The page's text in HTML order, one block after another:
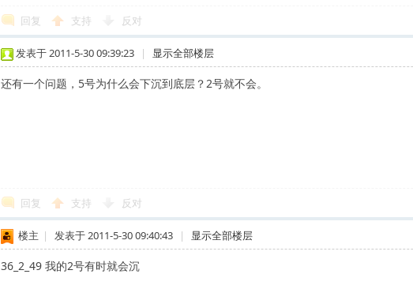
回复 支持 反对
发表于 2011-5-30 09:39:23 | 显示全部楼层
还有一个问题，5号为什么会下沉到底层？2号就不会。
回复 支持 反对
楼主 | 发表于 2011-5-30 09:40:43 | 显示全部楼层
36_2_49 我的2号有时就会沉